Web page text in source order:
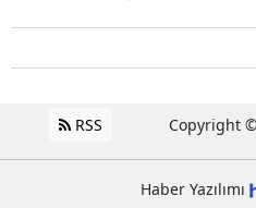
RSS Copyright ©
Haber Yazılımı